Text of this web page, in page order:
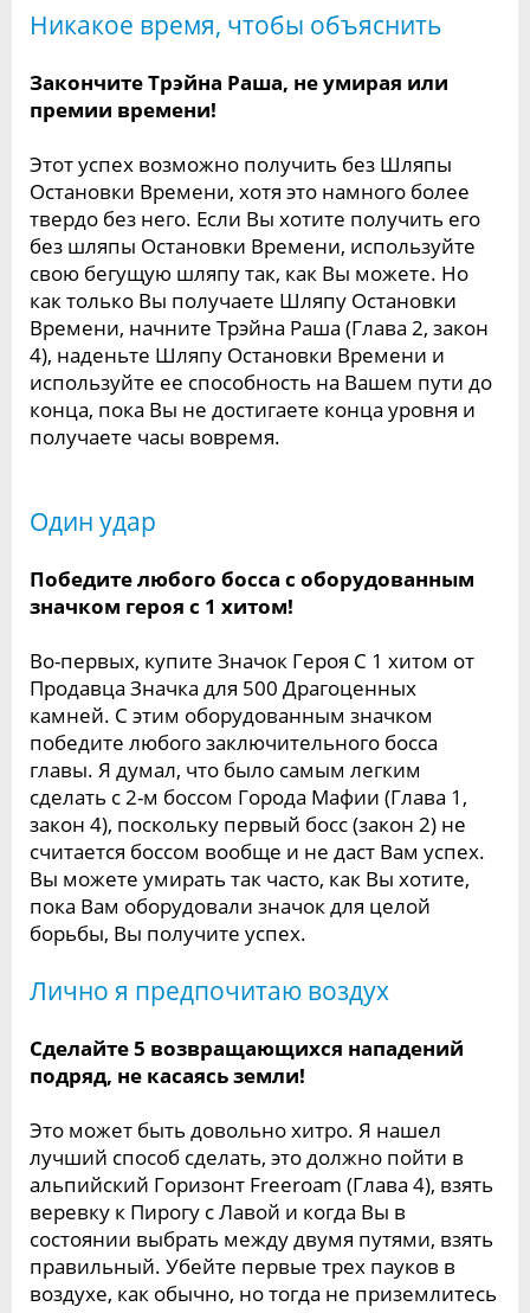
Никакое время, чтобы объяснить
Закончите Трэйна Раша, не умирая или
премии времени!
Этот успех возможно получить без Шляпы
Остановки Времени, хотя это намного более
твердо без него. Если Вы хотите получить его
без шляпы Остановки Времени, используйте
свою бегущую шляпу так, как Вы можете. Но
как только Вы получаете Шляпу Остановки
Времени, начните Трэйна Раша (Глава 2, закон
4), наденьте Шляпу Остановки Времени и
используйте ее способность на Вашем пути до
конца, пока Вы не достигаете конца уровня и
получаете часы вовремя.
Один удар
Победите любого босса с оборудованным
значком героя с 1 хитом!
Во-первых, купите Значок Героя С 1 хитом от
Продавца Значка для 500 Драгоценных
камней. С этим оборудованным значком
победите любого заключительного босса
главы. Я думал, что было самым легким
сделать с 2-м боссом Города Мафии (Глава 1,
закон 4), поскольку первый босс (закон 2) не
считается боссом вообще и не даст Вам успех.
Вы можете умирать так часто, как Вы хотите,
пока Вам оборудовали значок для целой
борьбы, Вы получите успех.
Лично я предпочитаю воздух
Сделайте 5 возвращающихся нападений
подряд, не касаясь земли!
Это может быть довольно хитро. Я нашел
лучший способ сделать, это должно пойти в
альпийский Горизонт Freeroam (Глава 4), взять
веревку к Пирогу с Лавой и когда Вы в
состоянии выбрать между двумя путями, взять
правильный. Убейте первые трех пауков в
воздухе, как обычно, но тогда не приземлитесь